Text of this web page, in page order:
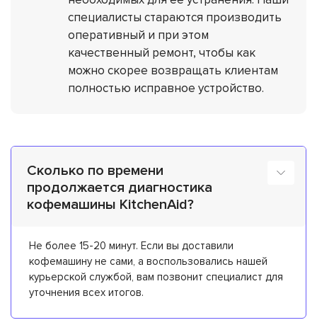
специалисты стараются производить
оперативный и при этом
качественный ремонт, чтобы как
можно скорее возвращать клиентам
полностью исправное устройство.
Сколько по времени
продолжается диагностика
кофемашины KitchenAid?
Не более 15-20 минут. Если вы доставили
кофемашину не сами, а воспользовались нашей
курьерской службой, вам позвонит специалист для
уточнения всех итогов.